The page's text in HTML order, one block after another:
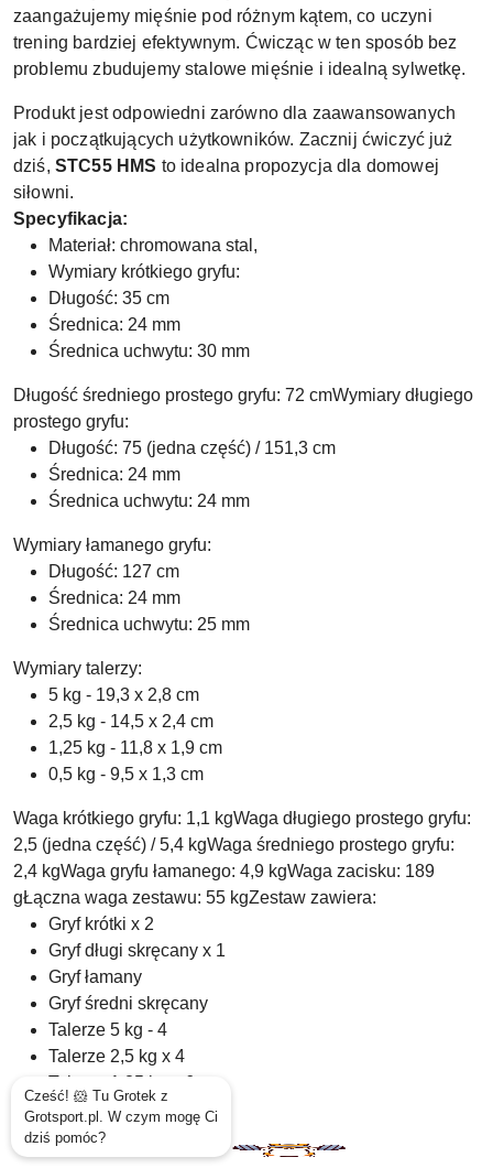
zaangażujemy mięśnie pod różnym kątem, co uczyni
trening bardziej efektywnym. Ćwicząc w ten sposób bez
problemu zbudujemy stalowe mięśnie i idealną sylwetkę.
Produkt jest odpowiedni zarówno dla zaawansowanych
jak i początkujących użytkowników. Zacznij ćwiczyć już
dziś, STC55 HMS to idealna propozycja dla domowej
siłowni.
Specyfikacja:
Materiał: chromowana stal,
Wymiary krótkiego gryfu:
Długość: 35 cm
Średnica: 24 mm
Średnica uchwytu: 30 mm
Długość średniego prostego gryfu: 72 cmWymiary długiego
prostego gryfu:
Długość: 75 (jedna część) / 151,3 cm
Średnica: 24 mm
Średnica uchwytu: 24 mm
Wymiary łamanego gryfu:
Długość: 127 cm
Średnica: 24 mm
Średnica uchwytu: 25 mm
Wymiary talerzy:
5 kg - 19,3 x 2,8 cm
2,5 kg - 14,5 x 2,4 cm
1,25 kg - 11,8 x 1,9 cm
0,5 kg - 9,5 x 1,3 cm
Waga krótkiego gryfu: 1,1 kgWaga długiego prostego gryfu:
2,5 (jedna część) / 5,4 kgWaga średniego prostego gryfu:
2,4 kgWaga gryfu łamanego: 4,9 kgWaga zacisku: 189
gŁączna waga zestawu: 55 kgZestaw zawiera:
Gryf krótki x 2
Gryf długi skręcany x 1
Gryf łamany
Gryf średni skręcany
Talerze 5 kg - 4
Talerze 2,5 kg x 4
Talerze 1,25 kg x 6
Talerze 0,5 kg x 6
Zaciski x 8